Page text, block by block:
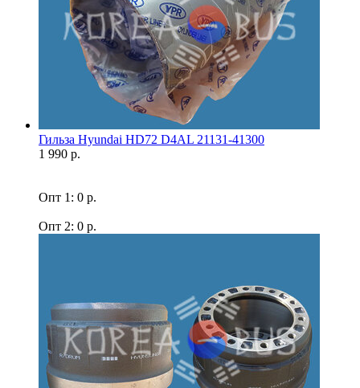
Гильза Hyundai HD72 D4AL 21131-41300
1 990 р.
Опт 1: 0 р.
Опт 2: 0 р.